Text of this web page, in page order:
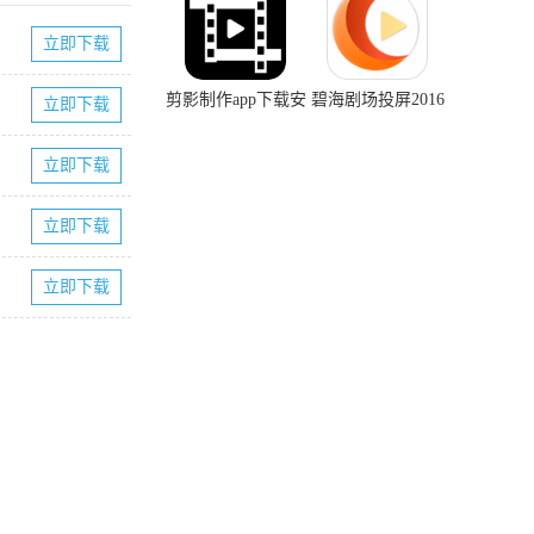
立即下载
立即下载
立即下载
立即下载
立即下载
剪影制作app下载安 碧海剧场投屏2016